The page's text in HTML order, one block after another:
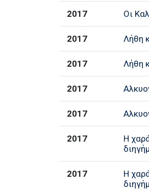
2017 Οι
2017 Λήθη
2017 Λήθη
2017
2017
2017
Η
2017
Η